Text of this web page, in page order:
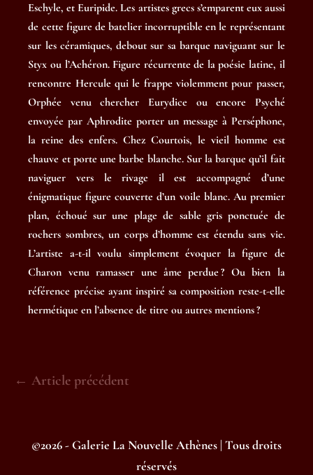
Eschyle, et Euripide. Les artistes grecs s’emparent eux aussi
de cette figure de batelier incorruptible en le représentant
sur les céramiques, debout sur sa barque naviguant sur le
Styx ou l’Achéron. Figure récurrente de la poésie latine, il
rencontre Hercule qui le frappe violemment pour passer,
Orphée venu chercher Eurydice ou encore Psyché
envoyée par Aphrodite porter un message à Perséphone,
la reine des enfers. Chez Courtois, le vieil homme est
chauve et porte une barbe blanche. Sur la barque qu’il fait
naviguer vers le rivage il est accompagné d’une
énigmatique figure couverte d’un voile blanc. Au premier
plan, échoué sur une plage de sable gris ponctuée de
rochers sombres, un corps d’homme est étendu sans vie.
L’artiste a-t-il voulu simplement évoquer la figure de
Charon venu ramasser une âme perdue ? Ou bien la
référence précise ayant inspiré sa composition reste-t-elle
hermétique en l’absence de titre ou autres mentions ?
Navigation
← Article précédent
©2026 - Galerie La Nouvelle Athènes | Tous droits
réservés